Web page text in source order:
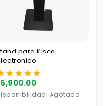
para Kisco
Agotado